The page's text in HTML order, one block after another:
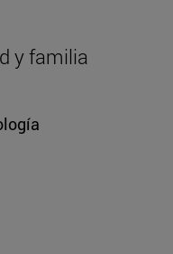
y familia